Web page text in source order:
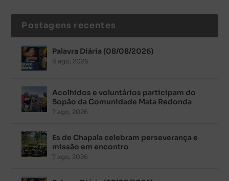
Postagens recentes
Palavra Diária (08/08/2026)
8 ago, 2026
Acolhidos e voluntários participam do
Sopão da Comunidade Mata Redonda
7 ago, 2026
Es de Chapala celebram perseverança e
missão em encontro
7 ago, 2026